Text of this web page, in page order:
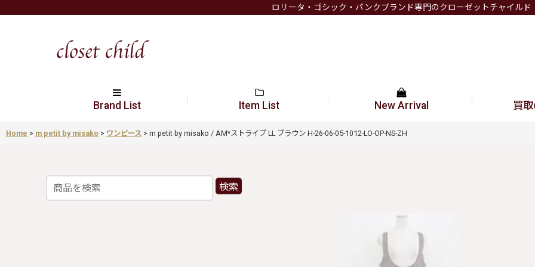
ロリータ・ゴシック・パンクブランド専門のクローゼットチャイルド
Brand List Item List New Arrival 買
Home > m petit by misako > ワンピース > m petit by misako / AM*ストライプ LL ブラウン H-26-06-05-1012-LO-OP-NS-ZH
検索